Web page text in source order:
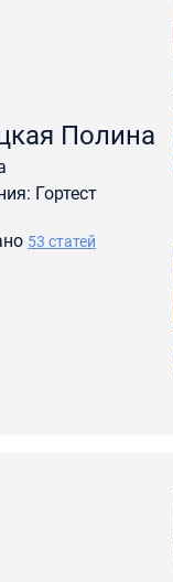
Полина
Гортест
53 статей